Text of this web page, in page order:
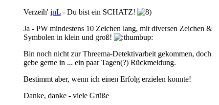
Verzeih' jnL - Du bist ein SCHATZ!
Ja - PW mindestens 10 Zeichen lang, mit diversen Zeichen &
Symbolen in klein und groß!
Bin noch nicht zur Threema-Detektivarbeit gekommen, doch
gebe gerne in ... ein paar Tagen(?) Rückmeldung.
Bestimmt aber, wenn ich einen Erfolg erzielen konnte!
Danke, danke - viele Grüße